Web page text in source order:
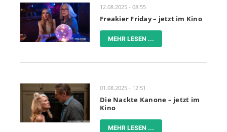
12.08.2025 - 08:55
Freakier Friday – jetzt im Kino
MEHR LESEN ...
01.08.2025 - 12:51
Die Nackte Kanone – jetzt im
Kino
MEHR LESEN ...